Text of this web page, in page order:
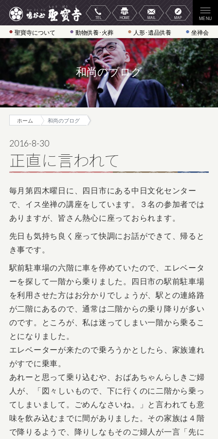
聖寶寺について 動物供養･火葬 人形･遺品供養 坐禅会
和尚のブログ
ホーム 和尚のブログ
2016-8-30
正直に言われて
毎月第四木曜日に、四日市にある中日文化センター
で、イス坐禅の講座をしています。３名の参加者では
ありますが、皆さん熱心に座っておられます。
先日も気持ち良く座って快調にお話ができて、帰ると
き事です。
駅前駐車場の六階に車を停めていたので、エレベータ
ーを探して一階から乗りました。四日市の駅前駐車場
を利用させた方はお分かりでしょうが、駅との連絡路
が二階にあるので、通常は二階からの乗り降りが多い
のです。ところが、私は迷ってしまい一階から乗るこ
とになりました。
エレベーターが来たので乗ろうかとしたら、家族連れ
がすでに乗車。
あれーと思って乗り込むや、おばあちゃんらしきご婦
人が、「図々しいもので、下に行くのに二階から乗っ
てしまいまして。ごめんなさいね。」と言われても意
味を飲み込むまでに間がありました。その家族は４階
で降りるようで、降りしなもそのご婦人が一言「先に